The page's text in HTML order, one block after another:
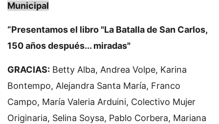
Municipal
“Presentamos el libro "La Batalla de San Carlos,
150 años después... miradas"
GRACIAS: Betty Alba, Andrea Volpe, Karina
Bontempo, Alejandra Santa María, Franco
Campo, María Valeria Arduini, Colectivo Mujer
Originaria, Selina Soysa, Pablo Corbera, Mariana